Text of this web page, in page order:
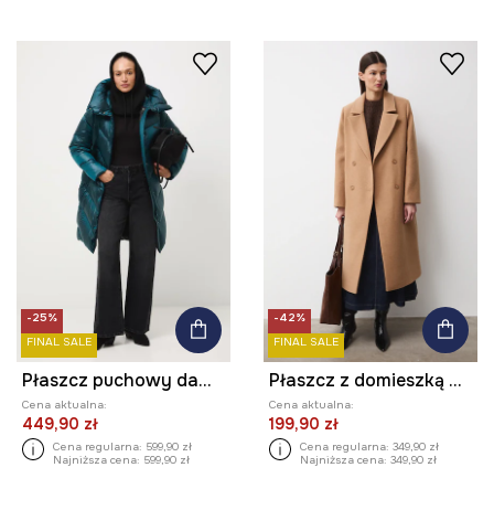
-25%
FINAL SALE
Płaszcz puchowy damski pikowany
Cena aktualna:
449,90 zł
Cena regularna: 599,90 zł
Najniższa cena: 599,90 zł
-42%
FINAL SALE
Płaszcz z domieszką wełny damski gładki
Cena aktualna:
199,90 zł
Cena regularna: 349,90 zł
Najniższa cena: 349,90 zł